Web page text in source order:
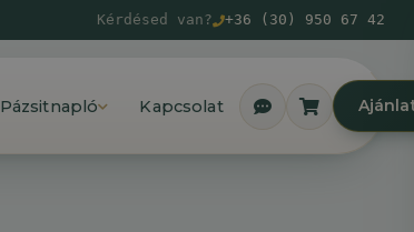
Kérdésed van? +36 (30) 950 67 42
Pázsitnapló Kapcsolat